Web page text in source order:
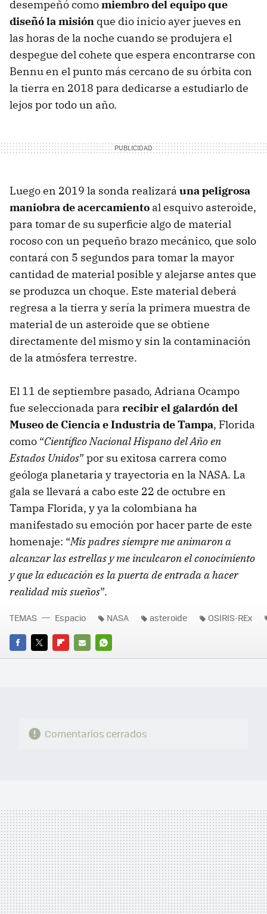
desempeñó comomiembro del equipo que
diseñó la misión que dio inicio ayer jueves en
las horas de la noche cuando se produjera el
despegue del cohete que espera encontrarse con
Bennu en el punto más cercano de su órbita con
la tierra en 2018 para dedicarse a estudiarlo de
lejos por todo un año.
Luego en 2019 la sonda realizará una peligrosa
maniobra de acercamiento al esquivo asteroide,
para tomar de su superficie algo de material
rocoso con un pequeño brazo mecánico, que solo
contará con 5 segundos para tomar la mayor
cantidad de material posible y alejarse antes que
se produzca un choque. Este material deberá
regresa a la tierra y sería la primera muestra de
material de un asteroide que se obtiene
directamente del mismo y sin la contaminación
de la atmósfera terrestre.
El 11 de septiembre pasado, Adriana Ocampo
fue seleccionada para recibir el galardón del
Museo de Ciencia e Industria de Tampa, Florida
como “Científico Nacional Hispano del Año en
Estados Unidos” por su exitosa carrera como
geóloga planetaria y trayectoria en la NASA. La
gala se llevará a cabo este 22 de octubre en
Tampa Florida, y ya la colombiana ha
manifestado su emoción por hacer parte de este
homenaje: “Mis padres siempre me animaron a
alcanzar las estrellas y me inculcaron el conocimiento
y que la educación es la puerta de entrada a hacer
realidad mis sueños”.
FACEBOOK
TWITTERFLIPBOARD
E-
WHATSAPP
TEMAS Espacio NASA asteroide OSIRIS-REx
Comentarios cerrados